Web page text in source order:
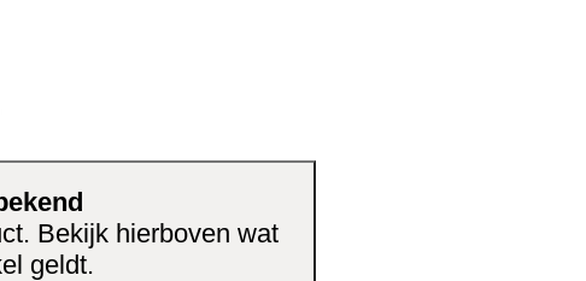
Bekijk hierboven wat
geldt.